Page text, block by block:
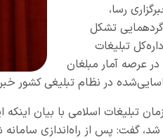
رسا،
تشکل‌
تبلیغات
عرصه آمار مبلغان
در نظام تبلیغی کشور
تبلیغات اسلامی با بیان